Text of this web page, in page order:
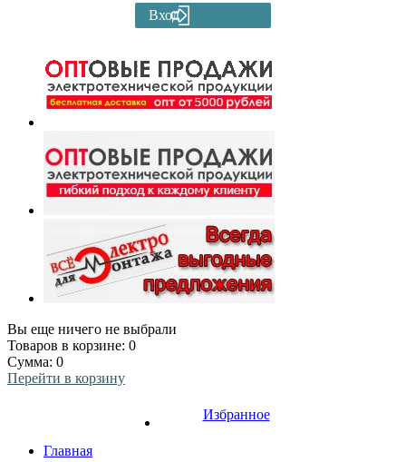
Вход
Вы еще ничего не выбрали
Товаров в корзине: 0
Сумма: 0
Перейти в корзину
Избранное
Главная